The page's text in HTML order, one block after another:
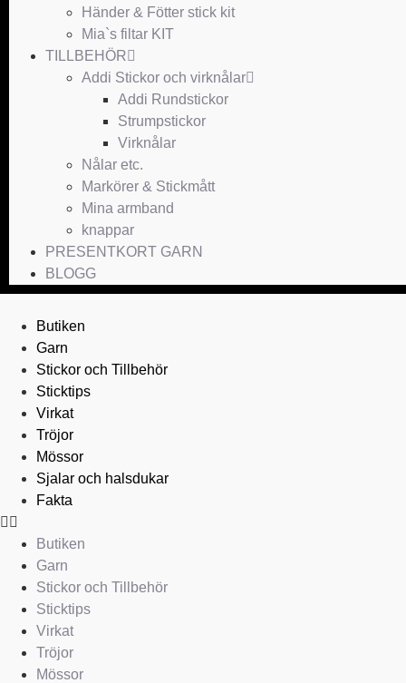
Händer & Fötter stick kit
Mia`s filtar KIT
TILLBEHÖR
Addi Stickor och virknålar
Addi Rundstickor
Strumpstickor
Virknålar
Nålar etc.
Markörer & Stickmått
Mina armband
knappar
PRESENTKORT GARN
BLOGG
Butiken
Garn
Stickor och Tillbehör
Sticktips
Virkat
Tröjor
Mössor
Sjalar och halsdukar
Fakta
Butiken
Garn
Stickor och Tillbehör
Sticktips
Virkat
Tröjor
Mössor